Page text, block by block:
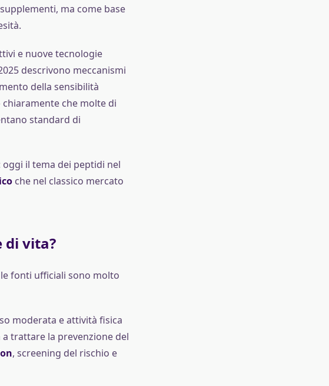
ma come base
e nuove tecnologie
descrivono meccanismi
della sensibilità
che molte di
standard di
il tema dei peptidi nel
che nel classico mercato
di vita?
fonti ufficiali sono molto
moderata e attività fisica
a trattare la prevenzione del
, screening del rischio e